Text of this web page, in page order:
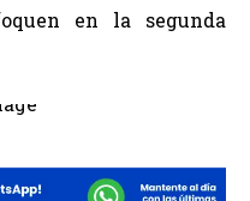
en la segunda